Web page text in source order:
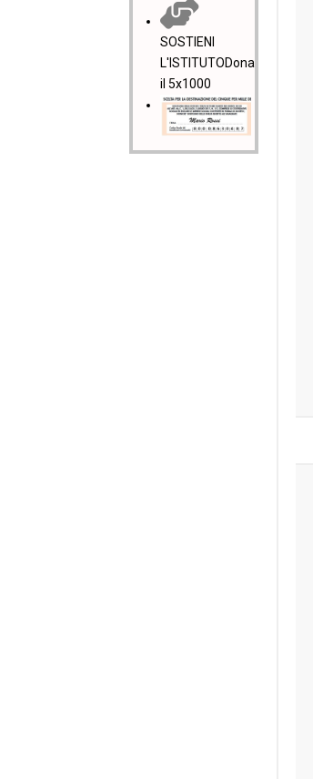
SOSTIENI
L'ISTITUTODona
il 5x1000